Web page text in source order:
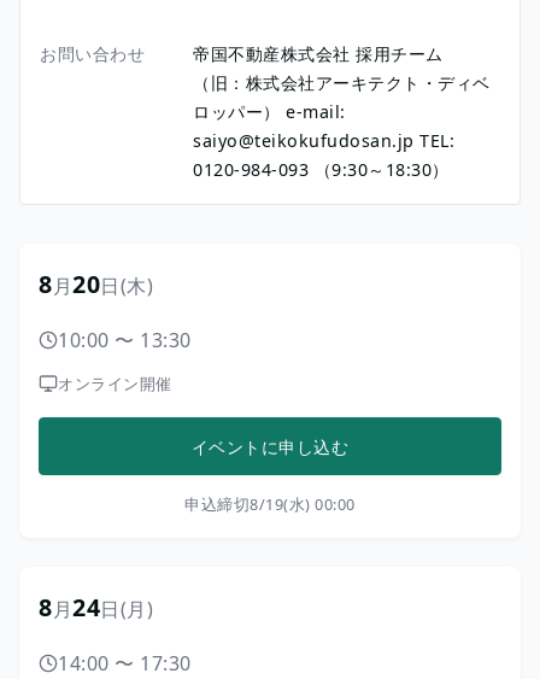
お問い合わせ
帝国不動産株式会社 採用チーム
（旧：株式会社アーキテクト・ディベ
ロッパー） e-mail:
saiyo@teikokufudosan.jp TEL:
0120-984-093 （9:30～18:30）
8月20日(木)
10:00 〜 13:30
オンライン開催
イベントに申し込む
申込締切8/19(水) 00:00
8月24日(月)
14:00 〜 17:30